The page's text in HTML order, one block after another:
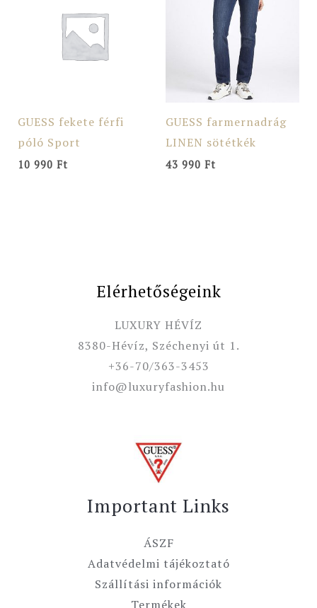
GUESS fekete férfi
póló Sport
10 990 Ft
GUESS farmernadrág
LINEN sötétkék
43 990 Ft
Elérhetőségeink
LUXURY HÉVÍZ
8380-Hévíz, Széchenyi út 1.
+36-70/363-3453
info@luxuryfashion.hu
Important Links
ÁSZF
Adatvédelmi tájékoztató
Szállítási információk
Termékek